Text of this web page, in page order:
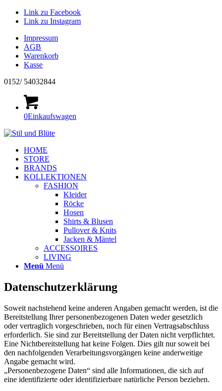
Link zu Facebook
Link zu Instagram
Impressum
AGB
Warenkorb
Kasse
0152/ 54032844
0Einkaufswagen
HOME
STORE
BRANDS
KOLLEKTIONEN
FASHION
Kleider
Röcke
Hosen
Shirts & Blusen
Pullover & Knits
Jacken & Mäntel
ACCESSOIRES
LIVING
Menü Menü
Datenschutzerklärung
Soweit nachstehend keine anderen Angaben gemacht werden, ist die
Bereitstellung Ihrer personenbezogenen Daten weder gesetzlich
oder vertraglich vorgeschrieben, noch für einen Vertragsabschluss
erforderlich. Sie sind zur Bereitstellung der Daten nicht verpflichtet.
Eine Nichtbereitstellung hat keine Folgen. Dies gilt nur soweit bei
den nachfolgenden Verarbeitungsvorgängen keine anderweitige
Angabe gemacht wird.
„Personenbezogene Daten“ sind alle Informationen, die sich auf
eine identifizierte oder identifizierbare natürliche Person beziehen.